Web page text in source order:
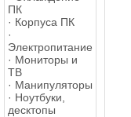
ПК
· Корпуса ПК
·
Электропитание
· Мониторы и
ТВ
· Манипуляторы
· Ноутбуки,
десктопы